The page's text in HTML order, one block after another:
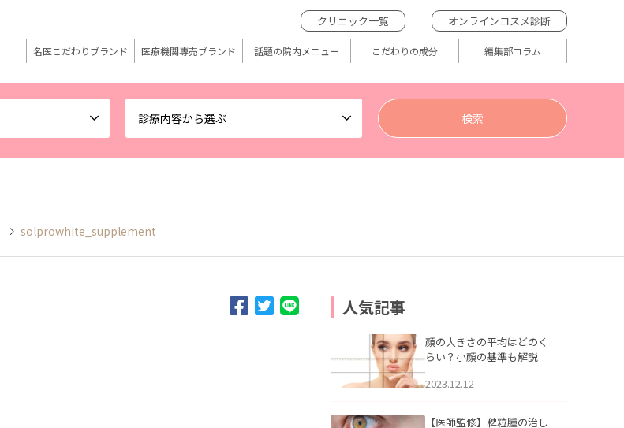
診療内容から選ぶ
クリニック一覧 オンラインコスメ診断
名医こだわりブランド 医療機関専売ブランド 話題の院内メニュー こだわりの成分 編集部コラム
solprowhite_supplement
人気記事
顔の大きさの平均はどのく
らい？小顔の基準も解説
2023.12.12
【医師監修】稗粒腫の治し